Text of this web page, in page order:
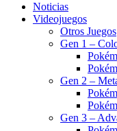
Noticias
Videojuegos
Otros Juegos
Gen 1 –
Gen 2 –
Gen 3 –